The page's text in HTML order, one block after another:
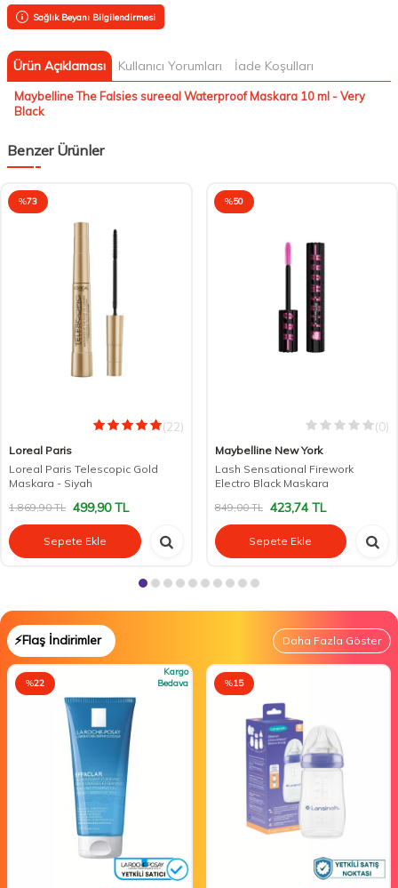
Sağlık Beyanı Bilgilendirmesi
Ürün Açıklaması Kullanıcı Yorumları İade Koşulları
Maybelline The Falsies sureeal Waterproof Maskara 10 ml - Very
Black
Benzer Ürünler
%73
(22)
Loreal Paris
Loreal Paris Telescopic Gold
Maskara - Siyah
1.869,90TL 499,90TL
Sepete Ekle
%50
(0)
Maybelline New York
Lash Sensational Firework
Electro Black Maskara
849,00TL 423,74TL
Sepete Ekle
⚡Flaş İndirimler Daha Fazla Göster
%22
Kargo
Bedava
%15